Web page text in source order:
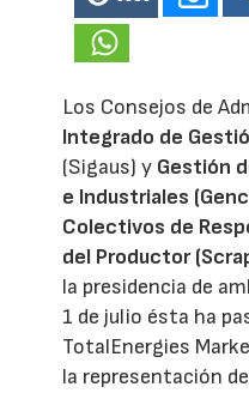
Los Consejos de
Integrado de
(Sigaus) y Gestión
e Industriales
Colectivos de
del Productor
la presidencia de
1 de julio ésta ha
TotalEnergies
la representación